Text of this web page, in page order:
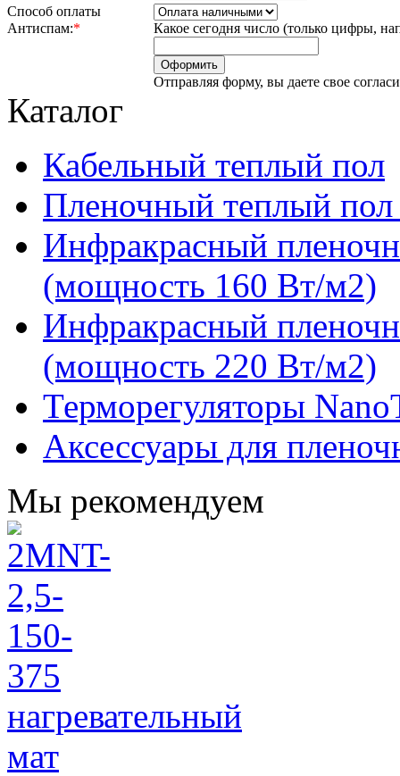
Способ оплаты
Антиспам:* Какое сегодня число (только цифры,
Отправляя форму, вы даете свое
Каталог
Кабельный теплый пол
Пленочный теплый
Инфракрасный
(мощность 160 Вт/м2)
Инфракрасный
(мощность 220 Вт/м2)
Терморегуляторы
Аксессуары для
Мы рекомендуем